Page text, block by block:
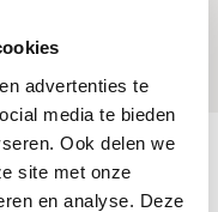
advertenties te
media te bieden
Ook delen we
site met onze
en analyse. Deze